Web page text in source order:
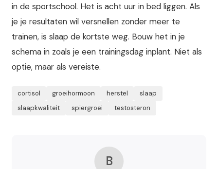
in de sportschool. Het is acht uur in bed liggen. Als
je je resultaten wil versnellen zonder meer te
trainen, is slaap de kortste weg. Bouw het in je
schema in zoals je een trainingsdag inplant. Niet als
optie, maar als vereiste.
cortisol groeihormoon herstel
slaap
slaapkwaliteit
spiergroei testosteron
B